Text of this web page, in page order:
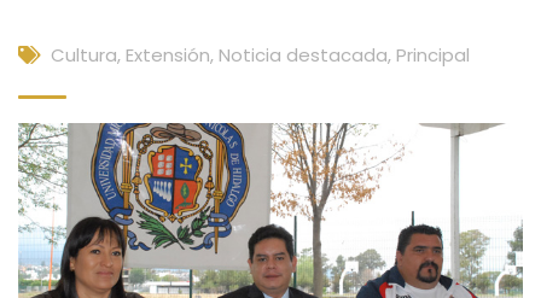
Cultura, Extensión, Noticia destacada, Principal